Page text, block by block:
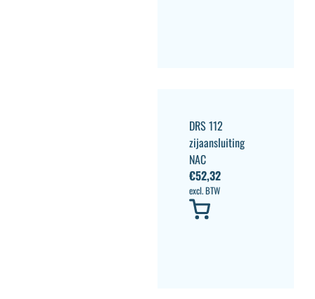
DRS 112
zijaansluiting
NAC
€52,32
excl. BTW